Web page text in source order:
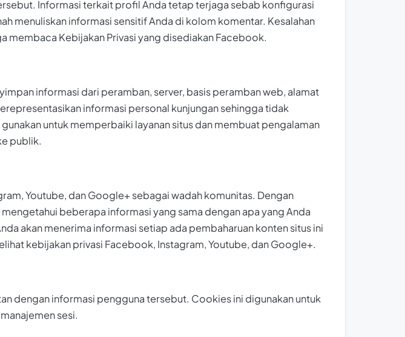
Informasi terkait profil Anda tetap terjaga sebab konfigurasi
menuliskan informasi sensitif Anda di kolom komentar. Kesalahan
membaca Kebijakan Privasi yang disediakan Facebook.
informasi dari peramban, server, basis peramban web, alamat
informasi personal kunjungan sehingga tidak
untuk memperbaiki layanan situs dan membuat pengalaman
publik.
Youtube, dan Google+ sebagai wadah komunitas. Dengan
beberapa informasi yang sama dengan apa yang Anda
akan menerima informasi setiap ada pembaharuan konten situs ini
kebijakan privasi Facebook, Instagram, Youtube, dan Google+.
dengan informasi pengguna tersebut. Cookies ini digunakan untuk
sesi.